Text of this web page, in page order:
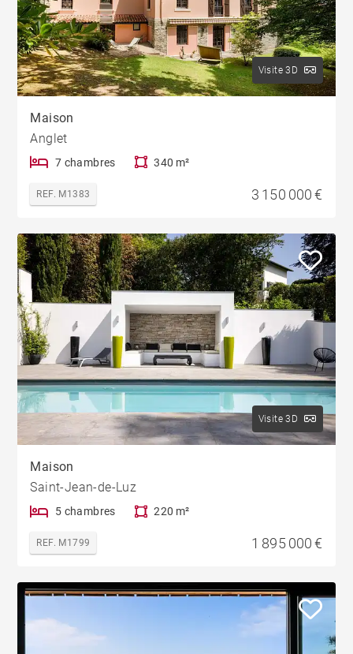
Visite 3D
Maison
Anglet
7 chambres 340 m²
REF. M1383 3 150 000 €
Visite 3D
Maison
Saint-Jean-de-Luz
5 chambres 220 m²
REF. M1799 1 895 000 €